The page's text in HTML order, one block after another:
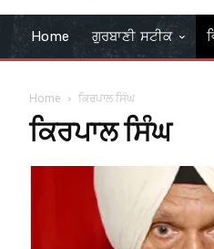
Home ਗੁਰਬਾਣੀ ਸਟੀਕ
Home ਕਿਰਪਾਲ ਸਿੰਘ
ਕਿਰਪਾਲ ਸਿੰਘ